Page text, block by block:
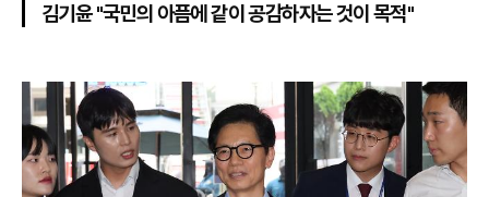
김기윤 "국민의 아픔에 같이 공감하자는 것이 목적"